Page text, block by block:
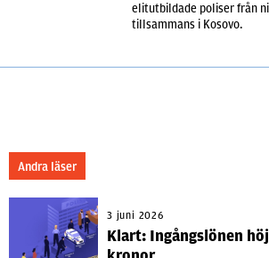
elitutbildade poliser från
tillsammans i Kosovo.
Andra läser
3 juni 2026
Klart: Ingångslönen